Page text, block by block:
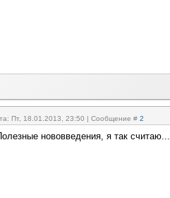
Пт, 18.01.2013, 23:50 | Сообщение # 2
нововведения, я так считаю...